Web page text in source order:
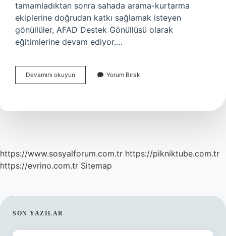
tamamladıktan sonra sahada arama-kurtarma
ekiplerine doğrudan katkı sağlamak isteyen
gönüllüler, AFAD Destek Gönüllüsü olarak
eğitimlerine devam ediyor.…
Devamını okuyun
Olarak
Olunur
Yorum Bırak
https://www.sosyalforum.com.tr https://pikniktube.com.tr
https://evrino.com.tr Sitemap
SIDEBAR
SON YAZILAR